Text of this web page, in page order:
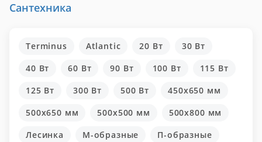
Сантехника
Terminus Atlantic 20 Вт
30 Вт
40 Вт
60 Вт 90 Вт 100 Вт
115 Вт
125 Вт
300 Вт 500 Вт
450x650 мм
500x650 мм
500x500 мм
500x800 мм
Лесинка
М-образные
П-образные